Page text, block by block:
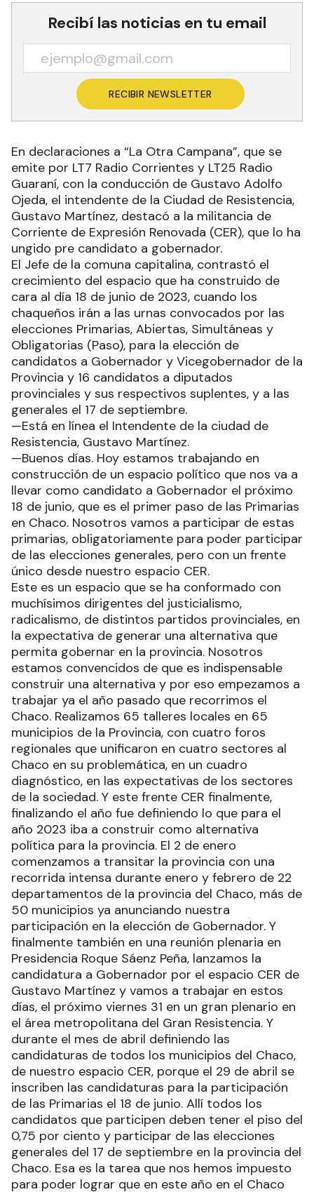
Recibí las noticias en tu email
RECIBIR NEWSLETTER
En declaraciones a “La Otra Campana”, que se
emite por LT7 Radio Corrientes y LT25 Radio
Guaraní, con la conducción de Gustavo Adolfo
Ojeda, el intendente de la Ciudad de Resistencia,
Gustavo Martínez, destacó a la militancia de
Corriente de Expresión Renovada (CER), que lo ha
ungido pre candidato a gobernador.
El Jefe de la comuna capitalina, contrastó el
crecimiento del espacio que ha construido de
cara al día 18 de junio de 2023, cuando los
chaqueños irán a las urnas convocados por las
elecciones Primarias, Abiertas, Simultáneas y
Obligatorias (Paso), para la elección de
candidatos a Gobernador y Vicegobernador de la
Provincia y 16 candidatos a diputados
provinciales y sus respectivos suplentes, y a las
generales el 17 de septiembre.
—Está en línea el Intendente de la ciudad de
Resistencia, Gustavo Martínez.
—Buenos días. Hoy estamos trabajando en
construcción de un espacio político que nos va a
llevar como candidato a Gobernador el próximo
18 de junio, que es el primer paso de las Primarias
en Chaco. Nosotros vamos a participar de estas
primarias, obligatoriamente para poder participar
de las elecciones generales, pero con un frente
único desde nuestro espacio CER.
Este es un espacio que se ha conformado con
muchísimos dirigentes del justicialismo,
radicalismo, de distintos partidos provinciales, en
la expectativa de generar una alternativa que
permita gobernar en la provincia. Nosotros
estamos convencidos de que es indispensable
construir una alternativa y por eso empezamos a
trabajar ya el año pasado que recorrimos el
Chaco. Realizamos 65 talleres locales en 65
municipios de la Provincia, con cuatro foros
regionales que unificaron en cuatro sectores al
Chaco en su problemática, en un cuadro
diagnóstico, en las expectativas de los sectores
de la sociedad. Y este frente CER finalmente,
finalizando el año fue definiendo lo que para el
año 2023 iba a construir como alternativa
política para la provincia. El 2 de enero
comenzamos a transitar la provincia con una
recorrida intensa durante enero y febrero de 22
departamentos de la provincia del Chaco, más de
50 municipios ya anunciando nuestra
participación en la elección de Gobernador. Y
finalmente también en una reunión plenaria en
Presidencia Roque Sáenz Peña, lanzamos la
candidatura a Gobernador por el espacio CER de
Gustavo Martínez y vamos a trabajar en estos
días, el próximo viernes 31 en un gran plenario en
el área metropolitana del Gran Resistencia. Y
durante el mes de abril definiendo las
candidaturas de todos los municipios del Chaco,
de nuestro espacio CER, porque el 29 de abril se
inscriben las candidaturas para la participación
de las Primarias el 18 de junio. Allí todos los
candidatos que participen deben tener el piso del
0,75 por ciento y participar de las elecciones
generales del 17 de septiembre en la provincia del
Chaco. Esa es la tarea que nos hemos impuesto
para poder lograr que en este año en el Chaco